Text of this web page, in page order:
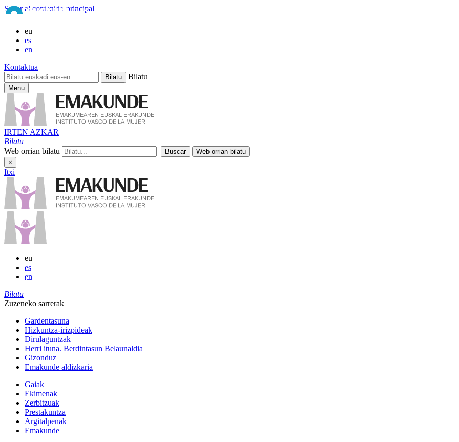
Saltar al contenido principal
eu
es
en
Kontaktua
Bilatu
Menu
IRTEN AZKAR
Bilatu
Web orrian bilatu
×
Itxi
eu
es
en
Bilatu
Zuzeneko sarrerak
Gardentasuna
Hizkuntza-irizpideak
Dirulaguntzak
Herri ituna. Berdintasun Belaunaldia
Gizonduz
Emakunde aldizkaria
Gaiak
Ekimenak
Zerbitzuak
Prestakuntza
Argitalpenak
Emakunde